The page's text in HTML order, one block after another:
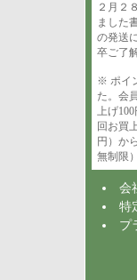
２月２
ました
の発送
卒ご了
※ ポイ
た。会
上げ
回お買
円）か
無制限）
会
特
プ